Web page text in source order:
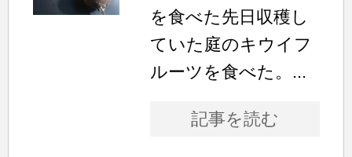
を食べた先日収穫し
ていた庭のキウイフ
ルーツを食べた。...
記事を読む